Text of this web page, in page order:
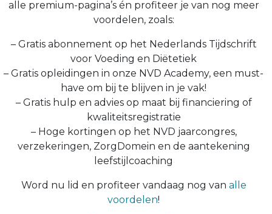
alle premium-pagina’s én profiteer je van nog meer
voordelen, zoals:
– Gratis abonnement op het Nederlands Tijdschrift
voor Voeding en Diëtetiek
– Gratis opleidingen in onze NVD Academy, een must-
have om bij te blijven in je vak!
– Gratis hulp en advies op maat bij financiering of
kwaliteitsregistratie
– Hoge kortingen op het NVD jaarcongres,
verzekeringen, ZorgDomein en de aantekening
leefstijlcoaching
Word nu lid en profiteer vandaag nog van alle
voordelen!